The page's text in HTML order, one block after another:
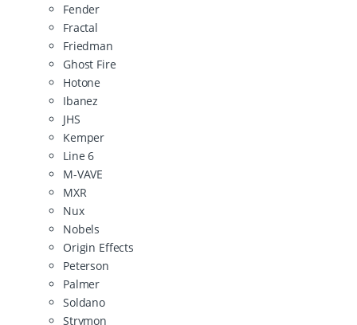
Fender
Fractal
Friedman
Ghost Fire
Hotone
Ibanez
JHS
Kemper
Line 6
M-VAVE
MXR
Nux
Nobels
Origin Effects
Peterson
Palmer
Soldano
Strymon